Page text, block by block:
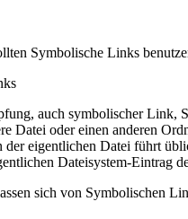
Symbolische Links
auch symbolischer Link,
Datei oder einen anderen
der eigentlichen Datei führt
Dateisystem-Eintrag
sich von Symbolischen